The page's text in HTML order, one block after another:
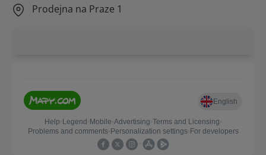
Prodejna na Praze 1